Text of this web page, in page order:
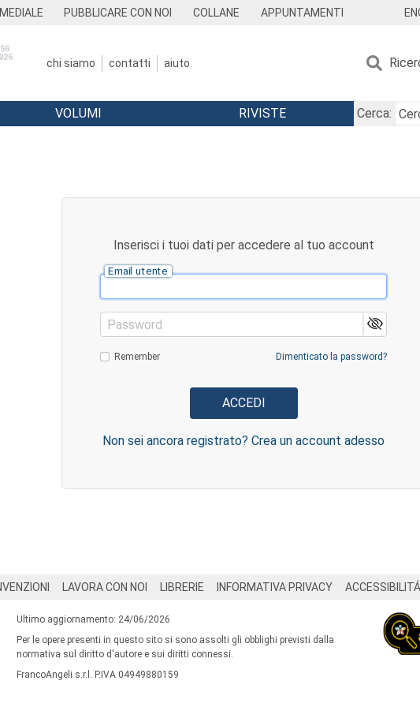
PUBBLICARE CON NOI COLLANE APPUNTAMENTI
chi siamo contatti aiuto
VOLUMI RIVISTE
Cerca:
Inserisci i tuoi dati per accedere al tuo account
Email utente
Password
Remember Dimenticato la password?
Non sei ancora registrato? Crea un account adesso
LAVORA CON NOI LIBRERIE INFORMATIVA PRIVACY ACCESSIBILITÁ
Ultimo aggiornamento: 24/06/2026
Per le opere presenti in questo sito si sono assolti gli obblighi previsti dalla
normativa sul diritto d'autore e sui diritti connessi.
FrancoAngeli s.r.l. P.IVA 04949880159